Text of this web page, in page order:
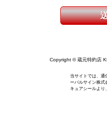
Copyright © 蔵元特約店
当サイトでは、通
ーバルサイン株式
キュアシールより